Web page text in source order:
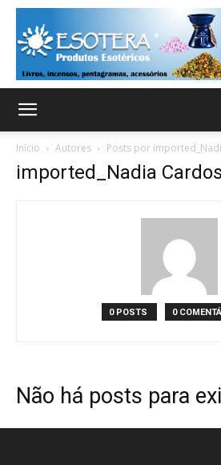
Início Autores Posts por
imported_Nadia
0 POSTS 0
Não há posts para